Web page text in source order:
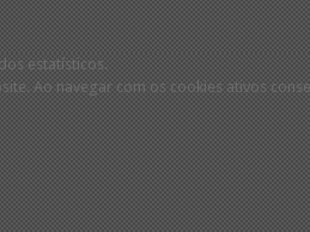
estatísticos.
Ao navegar com os cookies ativos